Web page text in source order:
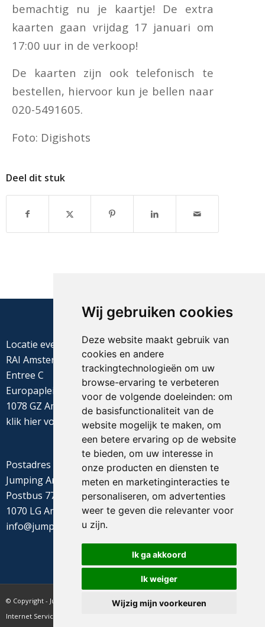
Wij gebruiken cookies
Deze website maakt gebruik van
cookies en andere
trackingtechnologieën om uw
browse-ervaring te verbeteren
voor de volgende doeleinden: om
de basisfunctionaliteit van de
website mogelijk te maken, om
een betere ervaring op de website
te bieden, om uw interesse in
onze producten en diensten te
meten en marketinginteracties te
personaliseren, om advertenties
weer te geven die relevanter voor
u zijn.
Ik ga akkoord
Ik weiger
Wijzig mijn voorkeuren
bemachtig nu je kaartje! De extra
kaarten gaan vrijdag 17 januari om
17:00 uur in de verkoop!
De kaarten zijn ook telefonisch te
bestellen, hiervoor kun je bellen naar
020-5491605.
Foto: Digishots
Deel dit stuk
Locatie evenement
RAI Amsterdam
Entree C
Europaplein 22
1078 GZ Amsterdam
klik hiervoor de routebeschrijving
Postadres
Jumping Amsterdam
Postbus 77655
1070 LG Amsterdam
info@jumpingamsterdam.nl
© Copyright - Jumping Amsterdam - website realisatie CyberNed
Internet Services